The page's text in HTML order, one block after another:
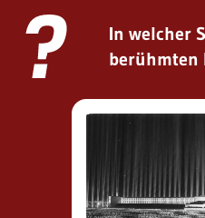
In welcher
berühmten